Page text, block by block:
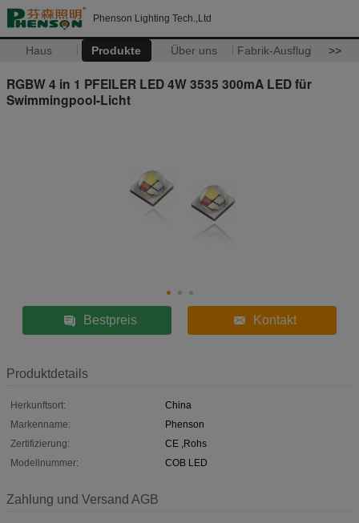
Phenson Lighting Tech.,Ltd
Haus Produkte Über uns Fabrik-Ausflug >>
RGBW 4 in 1 PFEILER LED 4W 3535 300mA LED für
Swimmingpool-Licht
Bestpreis Kontakt
Produktdetails
Herkunftsort:
China
Markenname:
Phenson
Zertifizierung:
CE ,Rohs
Modellnummer:
COB LED
Zahlung und Versand AGB